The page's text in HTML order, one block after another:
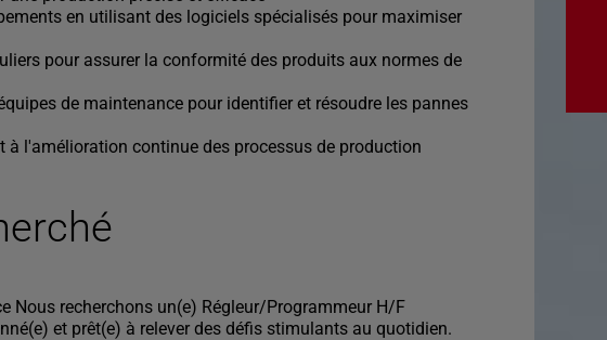
en utilisant des logiciels spécialisés pour maximiser
pour assurer la conformité des produits aux normes de
de maintenance pour identifier et résoudre les pannes
à l'amélioration continue des processus de production
Nous recherchons un(e) Régleur/Programmeur H/F
et prêt(e) à relever des défis stimulants au quotidien.